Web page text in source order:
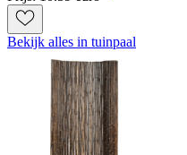
Bekijk alles in tuinpaal